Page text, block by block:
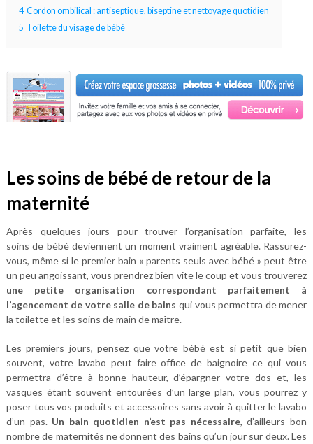
4 Cordon ombilical : antiseptique, biseptine et nettoyage quotidien
5 Toilette du visage de bébé
Les soins de bébé de retour de la
maternité
Après quelques jours pour trouver l’organisation parfaite, les
soins de bébé deviennent un moment vraiment agréable. Rassurez-
vous, même si le premier bain « parents seuls avec bébé » peut être
un peu angoissant, vous prendrez bien vite le coup et vous trouverez
une petite organisation correspondant parfaitement à
l’agencement de votre salle de bains qui vous permettra de mener
la toilette et les soins de main de maître.
Les premiers jours, pensez que votre bébé est si petit que bien
souvent, votre lavabo peut faire office de baignoire ce qui vous
permettra d’être à bonne hauteur, d’épargner votre dos et, les
vasques étant souvent entourées d’un large plan, vous pourrez y
poser tous vos produits et accessoires sans avoir à quitter le lavabo
d’un pas.Un bain quotidien n’est pas nécessaire, d’ailleurs bon
nombre de maternités ne donnent des bains qu’un jour sur deux. Les